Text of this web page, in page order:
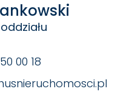
00 18